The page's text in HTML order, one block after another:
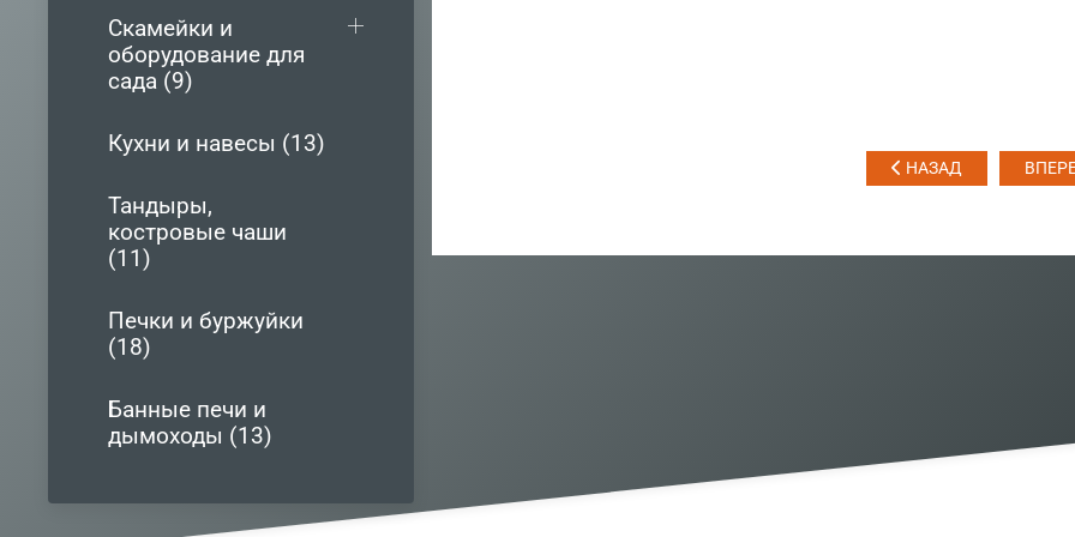
Скамейки и
оборудование для
сада (9)
Кухни и навесы (13)
Тандыры,
костровые чаши
(11)
Печки и буржуйки
(18)
Банные печи и
дымоходы (13)
НАЗАД